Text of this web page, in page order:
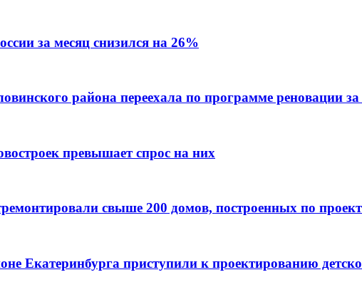
за месяц снизился на 26%
района переехала по программе реновации за
превышает спрос на них
свыше 200 домов, построенных по
Екатеринбурга приступили к проектированию